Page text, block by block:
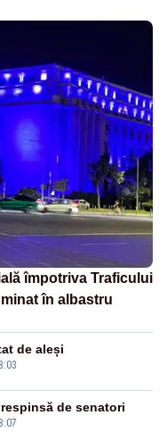
împotriva Traficului
în albastru
de aleși
de senatori